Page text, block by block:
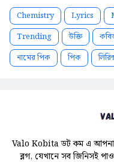
Chemistry Lyrics
Trending
উক্তি
নামের পিক
পিক
Valo Kobita ডট কম এ
ব্লগ, যেখানে সব জিনিসই